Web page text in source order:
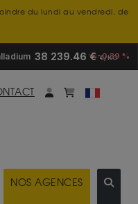
du lundi au vendredi, de
38 239.46 €€/KG
-0.39 %
Mon compte
monpanier
NOS AGENCES